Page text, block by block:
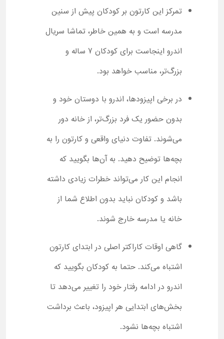
تمرکز این کارتون بر کودکان پیش از سنین
مدرسه است و به همین خاطر، تماشا سریال
اندرو اینجاست برای کودکان 7 ساله و
بزرگ‌تر، مناسب خواهد بود.
در برخی اپیزودها، اندرو با دوستان خود و
بدون حضور یک فرد بزرگ‌تر، از خانه دور
می‌شوند. تفاوت دنیای واقعی و کارتون را به
بچه‌ها توضیح دهید. به آن‌ها بگویید که
انجام این کار می‌تواند خطرات زیادی داشته
باشد و کودکان نباید بدون اطلاع شما از
خانه یا مدرسه خارج شوند.
گاهی اوقات کاراکتر اصلی در ابتدای کارتون
اشتباه می‌کند. حتما به کودکان بگویید که
اندرو در ادامه رفتار خود را تغییر می‌دهد تا
بخش‌های ابتدایی هر اپیزود، باعث برداشت
اشتباه بچه‌ها نشود.